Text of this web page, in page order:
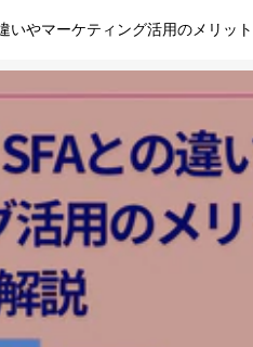
いやマーケティング活用のメリッ